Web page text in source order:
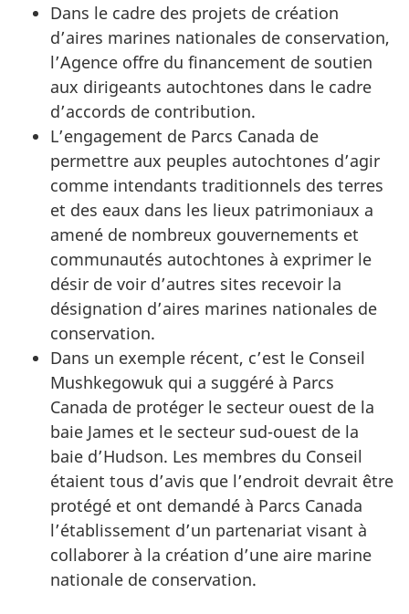
Dans le cadre des projets de création
d’aires marines nationales de conservation,
l’Agence offre du financement de soutien
aux dirigeants autochtones dans le cadre
d’accords de contribution.
L’engagement de Parcs Canada de
permettre aux peuples autochtones d’agir
comme intendants traditionnels des terres
et des eaux dans les lieux patrimoniaux a
amené de nombreux gouvernements et
communautés autochtones à exprimer le
désir de voir d’autres sites recevoir la
désignation d’aires marines nationales de
conservation.
Dans un exemple récent, c’est le Conseil
Mushkegowuk qui a suggéré à Parcs
Canada de protéger le secteur ouest de la
baie James et le secteur sud-ouest de la
baie d’Hudson. Les membres du Conseil
étaient tous d’avis que l’endroit devrait être
protégé et ont demandé à Parcs Canada
l’établissement d’un partenariat visant à
collaborer à la création d’une aire marine
nationale de conservation.